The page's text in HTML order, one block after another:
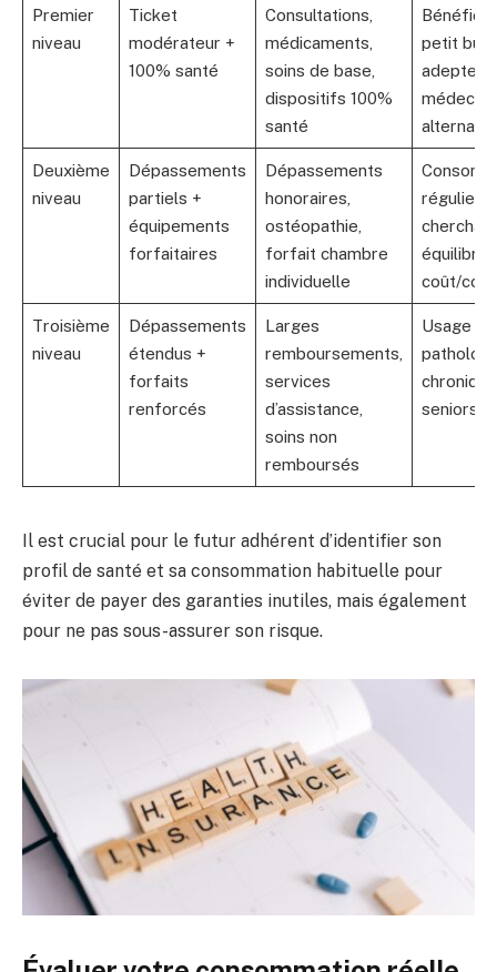
Premier
niveau
Ticket
modérateur +
100% santé
Consultations,
médicaments,
soins de base,
dispositifs 100%
santé
petit
adeptes
Deuxième
niveau
Dépassements
partiels +
équipements
forfaitaires
Dépassements
honoraires,
ostéopathie,
forfait chambre
individuelle
réguliers
équilibre
coût/
Troisième
niveau
Dépassements
étendus +
forfaits
renforcés
Larges
remboursements,
services
d’assistance,
soins non
remboursés
Usage
seniors
Il est crucial pour le futur adhérent d’identifier son
profil de santé et sa consommation habituelle pour
éviter de payer des garanties inutiles, mais également
pour ne pas sous-assurer son risque.